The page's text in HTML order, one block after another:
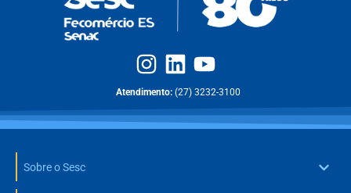
Atendimento: (27) 3232-3100
Sobre o Sesc